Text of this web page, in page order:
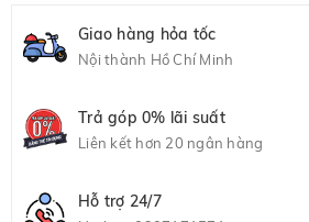
Giao hàng hỏa tốc
Nội thành Hồ Chí Minh
Trả góp 0% lãi suất
Liên kết hơn 20 ngân hàng
Hỗ trợ 24/7